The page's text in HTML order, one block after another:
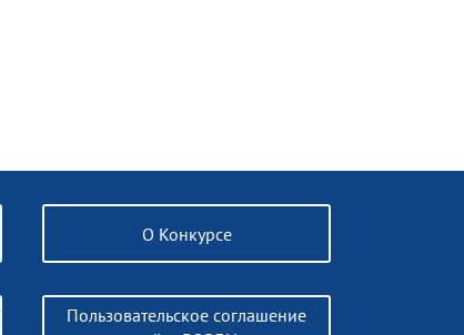
О Конкурсе
Пользовательское соглашение